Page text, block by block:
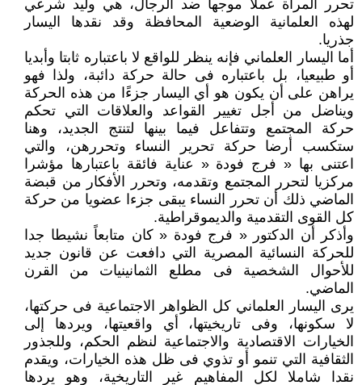
تحرر المرأة عملاً موجهاً ضد الرجال، هي وليد شرعي
لهذه العلمانية الوضعية المحافظة وقد نقدها اليسار
جذريا.
أما اليسار العلماني فإنه ينظر للواقع لا باعتباره ثابتا وأبديا
أو طبيعيا، بل باعتباره فى حالة حركة دائبة، ولذا فهو
يراهن على أن يكون هو أي اليسار جزءًا من هذه الحركة
ويناضل من أجل تغيير القواعد والعلاقات التي تحكم
حركة المجتمع وتتفاعل فيما بينها لتنتج الجديد، وهنا
ستكسب أرضا حركة تحرير النساء وتحررهن، والتي
اعتنى بها « فرج فودة « عناية فائقة باعتبارها مؤشرا
مركزيا لتحرر المجتمع وتقدمه، وتحرر الأفكار من قبضة
الماضي ذلك أن تحرر النساء يبقى جزءا عضويا من حركة
كل القوى التقدمية والديموقراطية.
وأذكر أن الدكتور « فرج فودة « كان متابعاً نشيطا جدا
للحركة النسائية المصرية التي دافعت عن قانون جديد
للأحوال الشخصية فى مطلع الثمانينيات من القرن
الماضي.
يرى اليسار العلماني كل الظواهر الاجتماعية فى حركتها،
لا سكونها، وفى تاريخيتها، أي واقعيتها، ويردها إلى
الخيارات الاقتصادية والاجتماعية لنظم الحكم، وللجذور
الثقافية التي تنمو أو تذوي فى ظل هذه الخيارات، ويقدم
نقدا شاملا لكل المفاهيم غير التاريخية، وهو يردها